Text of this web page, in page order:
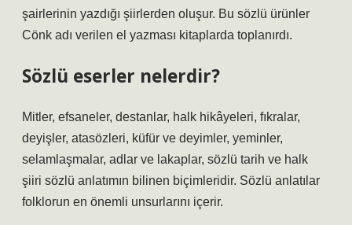
şairlerinin yazdığı şiirlerden oluşur. Bu sözlü ürünler
Cönk adı verilen el yazması kitaplarda toplanırdı.
Sözlü eserler nelerdir?
Mitler, efsaneler, destanlar, halk hikâyeleri, fıkralar,
deyişler, atasözleri, küfür ve deyimler, yeminler,
selamlaşmalar, adlar ve lakaplar, sözlü tarih ve halk
şiiri sözlü anlatımın bilinen biçimleridir. Sözlü anlatılar
folklorun en önemli unsurlarını içerir.